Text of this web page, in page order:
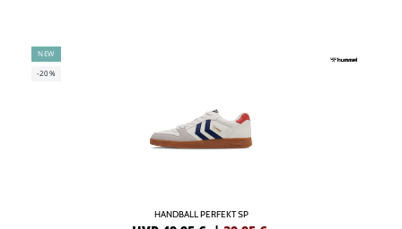
NEW
-20%
HANDBALL PERFEKT SP